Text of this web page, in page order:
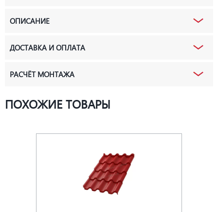
ОПИСАНИЕ
ДОСТАВКА И ОПЛАТА
РАСЧЁТ МОНТАЖА
ПОХОЖИЕ ТОВАРЫ